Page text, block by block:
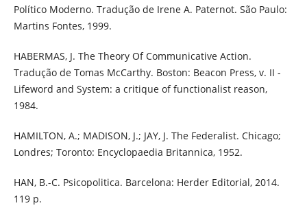
Político Moderno. Tradução de Irene A. Paternot. São Paulo:
Martins Fontes, 1999.
HABERMAS, J. The Theory Of Communicative Action.
Tradução de Tomas McCarthy. Boston: Beacon Press, v. II -
Lifeword and System: a critique of functionalist reason,
1984.
HAMILTON, A.; MADISON, J.; JAY, J. The Federalist. Chicago;
Londres; Toronto: Encyclopaedia Britannica, 1952.
HAN, B.-C. Psicopolitica. Barcelona: Herder Editorial, 2014.
119 p.